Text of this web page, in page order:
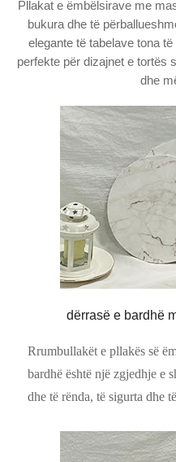
Pllakat e ëmbëlsirave me
bukura dhe të
elegante të tabelave tona
perfekte për dizajnet e tortës
dhe
dërrasë e bardhë
Rrumbullakët e pllakës së
bardhë është një zgjedhje e
dhe të rënda, të sigurta dhe